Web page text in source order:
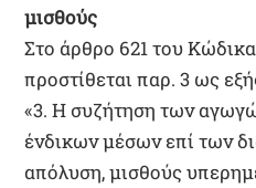
μισθούς
Στο άρθρο 621 του
προστίθεται παρ. 3 ως
«3. Η συζήτηση των
ένδικων μέσων επί των
απόλυση, μισθούς